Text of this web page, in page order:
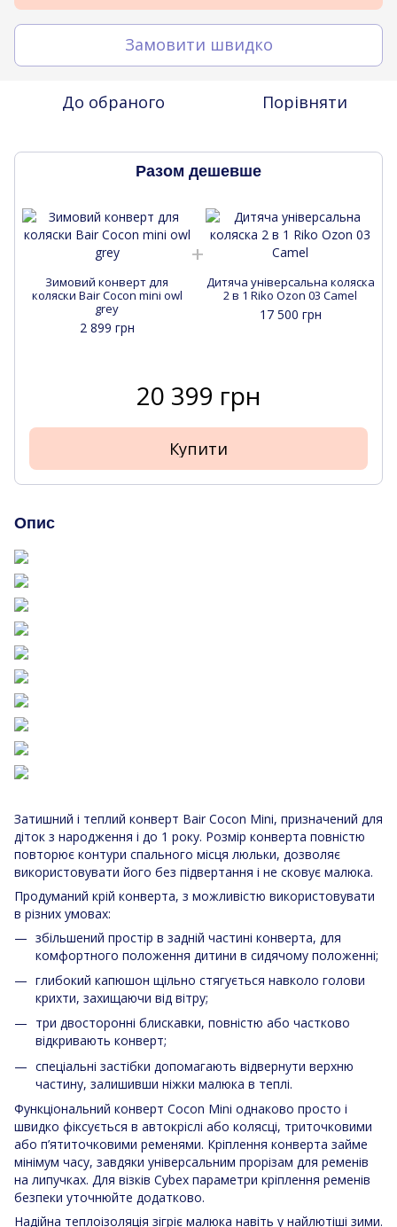
Замовити швидко
До обраного Порівняти
Разом дешевше
Зимовий конверт для
коляски Bair Cocon mini owl
grey
2 899 грн
Дитяча універсальна коляска
2 в 1 Riko Ozon 03 Camel
17 500 грн
20 399 грн
Купити
Опис
Затишний і теплий конверт Bair Cocon Mini, призначений для
діток з народження і до 1 року. Розмір конверта повністю
повторює контури спального місця люльки, дозволяє
використовувати його без підвертання і не сковує малюка.
Продуманий крій конверта, з можливістю використовувати
в різних умовах:
збільшений простір в задній частині конверта, для
комфортного положення дитини в сидячому положенні;
глибокий капюшон щільно стягується навколо голови
крихти, захищаючи від вітру;
три двосторонні блискавки, повністю або частково
відкривають конверт;
спеціальні застібки допомагають відвернути верхню
частину, залишивши ніжки малюка в теплі.
Функціональний конверт Cocon Mini однаково просто і
швидко фіксується в автокріслі або колясці, триточковими
або п’ятиточковими ременями. Кріплення конверта займе
мінімум часу, завдяки універсальним прорізам для ременів
на липучках. Для візків Cybex параметри кріплення ременів
безпеки уточнюйте додатково.
Надійна теплоізоляція зігріє малюка навіть у найлютіші зими.